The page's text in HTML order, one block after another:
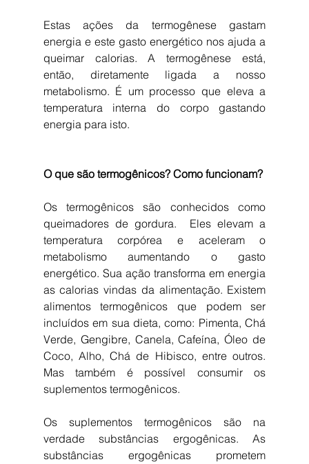
Estas ações da termogênese gastam
energia e este gasto energético nos ajuda a
queimar calorias. A termogênese está,
então, diretamente ligada a nosso
metabolismo. É um processo que eleva a
temperatura interna do corpo gastando
energia para isto.
O que são termogênicos? Como funcionam?
Os termogênicos são conhecidos como
queimadores de gordura.  Eles elevam a
temperatura corpórea e aceleram o
metabolismo aumentando o gasto
energético. Sua ação transforma em energia
as calorias vindas da alimentação. Existem
alimentos termogênicos que podem ser
incluídos em sua dieta, como: Pimenta, Chá
Verde, Gengibre, Canela, Cafeína, Óleo de
Coco, Alho, Chá de Hibisco, entre outros.
Mas também é possível consumir os
suplementos termogênicos.
Os suplementos termogênicos são na
verdade substâncias ergogênicas. As
substâncias ergogênicas prometem